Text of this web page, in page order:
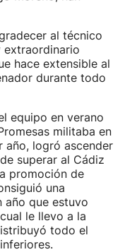
al técnico
extraordinario
hace extensible al
durante todo
equipo en verano
militaba en
año, logró ascender
superar al Cádiz
promoción de
una
año que estuvo
le llevo a la
todo el